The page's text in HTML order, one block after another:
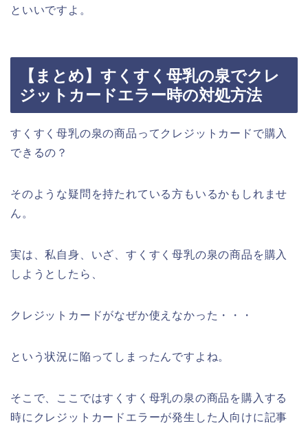
といいですよ。
【まとめ】すくすく母乳の泉でクレ
ジットカードエラー時の対処方法
すくすく母乳の泉の商品ってクレジットカードで購入
できるの？
そのような疑問を持たれている方もいるかもしれませ
ん。
実は、私自身、いざ、すくすく母乳の泉の商品を購入
しようとしたら、
クレジットカードがなぜか使えなかった・・・
という状況に陥ってしまったんですよね。
そこで、ここではすくすく母乳の泉の商品を購入する
時にクレジットカードエラーが発生した人向けに記事